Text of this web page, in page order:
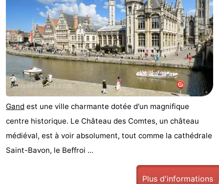
du
vélo
Randonnée
-
Terrains
de
golf
-
Surfen
-
Equitation
Boire
et
manger
Événements
Pratiques
Gand est une ville charmante dotée d'un magnifique
centre historique. Le Château des Comtes, un château
médiéval, est à voir absolument, tout comme la cathédrale
Saint-Bavon, le Beffroi ...
Plus d'informations